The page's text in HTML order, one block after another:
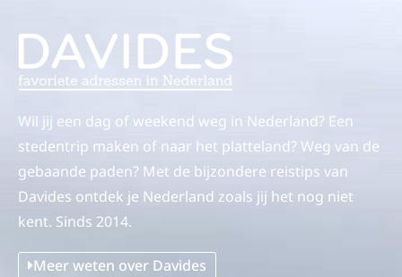
Wil jij een dag of weekend weg in Nederland? Een
stedentrip maken of naar het platteland? Weg van de
gebaande paden? Met de bijzondere reistips van
Davides ontdek je Nederland zoals jij het nog niet
kent. Sinds 2014.
Meer weten over Davides